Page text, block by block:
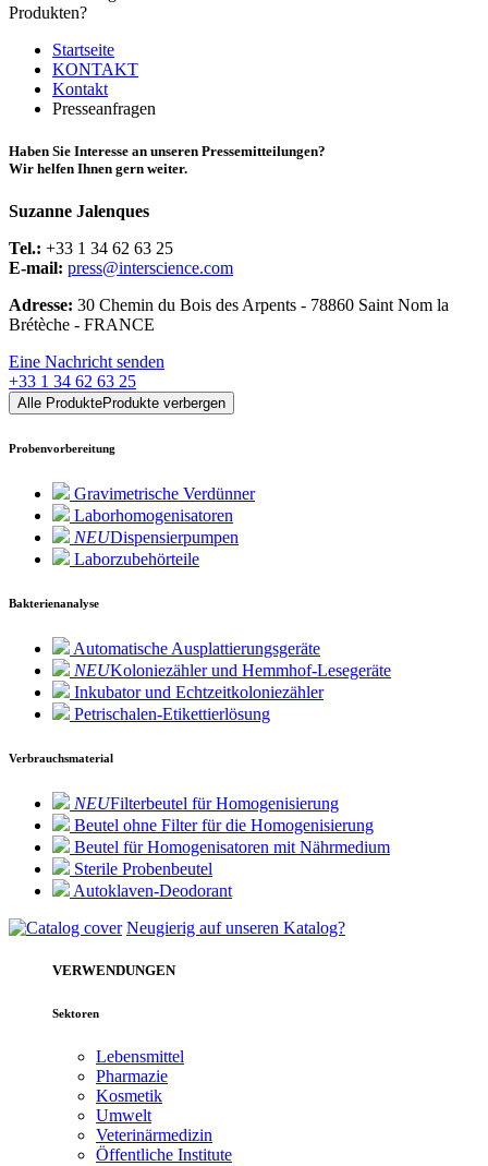
Produkten?
Startseite
KONTAKT
Kontakt
Presseanfragen
Haben Sie Interesse an unseren Pressemitteilungen?
Wir helfen Ihnen gern weiter.
Suzanne Jalenques
Tel.: +33 1 34 62 63 25
E-mail: press@interscience.com
Adresse: 30 Chemin du Bois des Arpents - 78860 Saint Nom la
Brétèche - FRANCE
Eine Nachricht senden
+33 1 34 62 63 25
Alle ProdukteProdukte verbergen
Probenvorbereitung
Gravimetrische Verdünner
Laborhomogenisatoren
NEUDispensierpumpen
Laborzubehörteile
Bakterienanalyse
Automatische Ausplattierungsgeräte
NEUKoloniezähler und Hemmhof-Lesegeräte
Inkubator und Echtzeitkoloniezähler
Petrischalen-Etikettierlösung
Verbrauchsmaterial
NEUFilterbeutel für Homogenisierung
Beutel ohne Filter für die Homogenisierung
Beutel für Homogenisatoren mit Nährmedium
Sterile Probenbeutel
Autoklaven-Deodorant
Neugierig auf unseren Katalog?
VERWENDUNGEN
Sektoren
Lebensmittel
Pharmazie
Kosmetik
Umwelt
Veterinärmedizin
Öffentliche Institute